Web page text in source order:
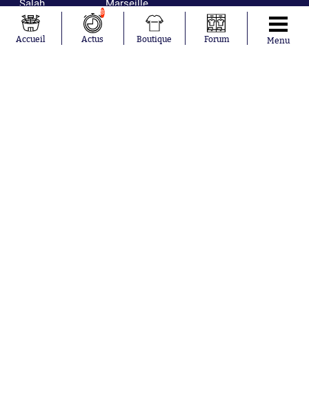
Salah
Neymar
Julián Álvarez
Ferrán Torres
Marseille
FIFA
FC Barcelone
Argentine
Accueil
8
Actus Boutique Forum Menu